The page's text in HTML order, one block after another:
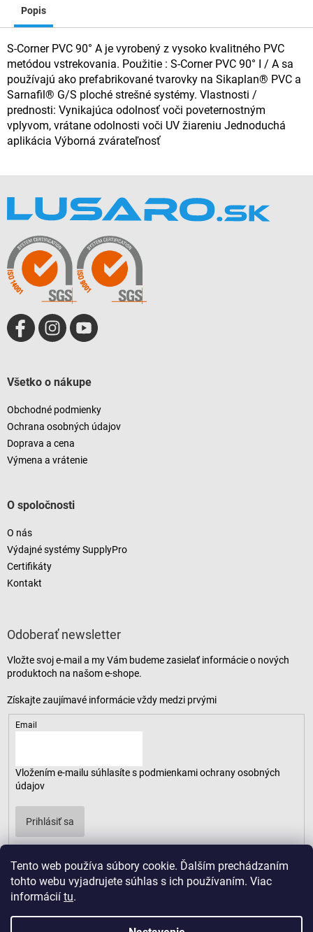
Tento web používa súbory cookie. Ďalším prechádzaním
tohto webu vyjadrujete súhlas s ich používaním. Viac
informácií tu.
Popis
S-Corner PVC 90° A je vyrobený z vysoko kvalitného PVC
metódou vstrekovania. Použitie : S-Corner PVC 90° I / A sa
používajú ako prefabrikované tvarovky na Sikaplan® PVC a
Sarnafil® G/S ploché strešné systémy. Vlastnosti /
prednosti: Vynikajúca odolnosť voči poveternostným
vplyvom, vrátane odolnosti voči UV žiareniu Jednoduchá
aplikácia Výborná zvárateľnosť
Všetko o nákupe
Obchodné podmienky
Ochrana osobných údajov
Doprava a cena
Výmena a vrátenie
O spoločnosti
O nás
Výdajné systémy SupplyPro
Certifikáty
Kontakt
Odoberať newsletter
Vložte svoj e-mail a my Vám budeme zasielať informácie o nových
produktoch na našom e-shope.
Email
Vložením e-mailu súhlasíte s podmienkami ochrany osobných
údajov
Prihlásiť sa